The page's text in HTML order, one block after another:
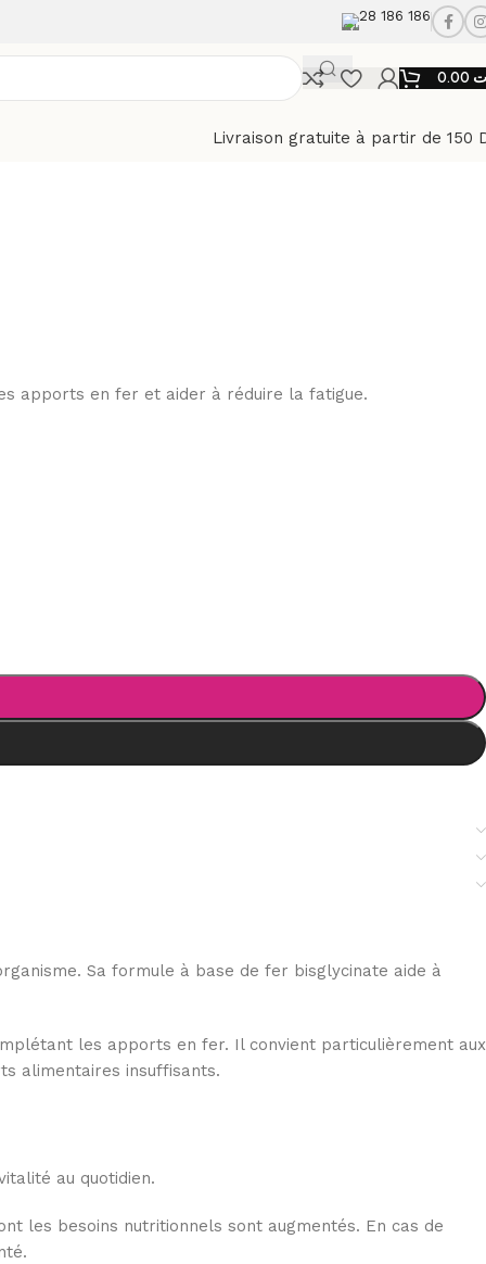
28 186 186
Livraison gratuite à partir de 150
apports en fer et aider à réduire la fatigue.
Sa formule à base de fer bisglycinate aide à
les apports en fer. Il convient particulièrement aux
alimentaires insuffisants.
au quotidien.
les besoins nutritionnels sont augmentés. En cas de